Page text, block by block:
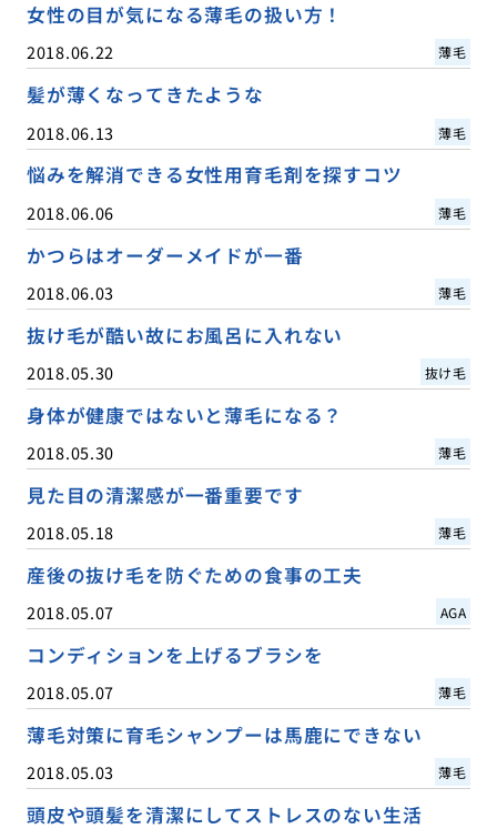
女性の目が気になる薄毛の扱い方！
2018.06.22 薄毛
髪が薄くなってきたような
2018.06.13 薄毛
悩みを解消できる女性用育毛剤を探すコツ
2018.06.06 薄毛
かつらはオーダーメイドが一番
2018.06.03 薄毛
抜け毛が酷い故にお風呂に入れない
2018.05.30 抜け毛
身体が健康ではないと薄毛になる？
2018.05.30 薄毛
見た目の清潔感が一番重要です
2018.05.18 薄毛
産後の抜け毛を防ぐための食事の工夫
2018.05.07 AGA
コンディションを上げるブラシを
2018.05.07 薄毛
薄毛対策に育毛シャンプーは馬鹿にできない
2018.05.03 薄毛
頭皮や頭髪を清潔にしてストレスのない生活